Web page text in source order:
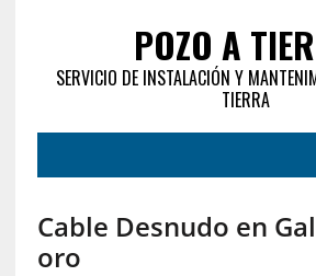
POZO A
SERVICIO DE INSTALACIÓN Y
TIERRA
Cable Desnudo en
oro